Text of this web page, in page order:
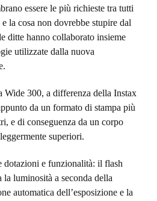
essere le più richieste tra tutti
la cosa non dovrebbe stupire dal
ditte hanno collaborato insieme
utilizzate dalla nuova
Wide 300, a differenza della Instax
da un formato di stampa più
e di conseguenza da un corpo
superiori.
dotazioni e funzionalità: il flash
luminosità a seconda della
automatica dell’esposizione e la